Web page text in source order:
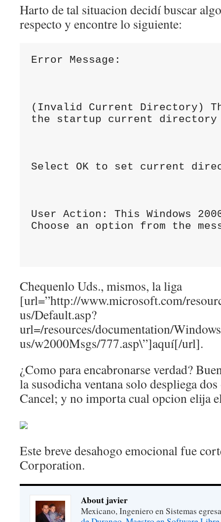
Harto de tal situacion decidí­ buscar
respecto y encontre lo siguiente:
Error Message:
(Invalid Current Directory)
User Action: This Windows
Chequenlo Uds., mismos, la liga
[url=”http://www.microsoft.com/
us/Default.asp?
url=/resources/documentation/
us/w2000Msgs/777.asp\”]aquí­[/url].
¿Como para encabronarse verdad?
la susodicha ventana solo despliega
Cancel; y no importa cual opcion elija
Este breve desahogo emocional fue
Corporation.
About javier
Mexicano, Ingeniero en Sistemas